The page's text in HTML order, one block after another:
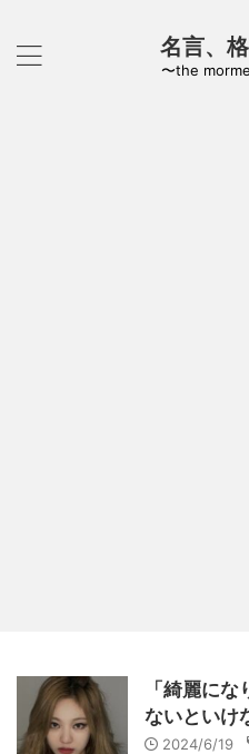
名言、
〜the
「綺麗に
ないといけ
2024/6/19